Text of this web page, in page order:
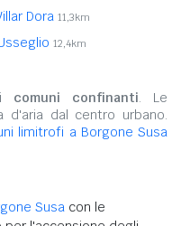
Dora 11,3km
12,4km
comuni confinanti. Le
d'aria dal centro urbano.
limitrofi a Borgone Susa
Susa con le